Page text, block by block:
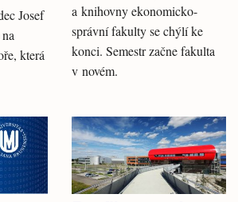
Josef
která
a knihovny ekonomicko-
správní fakulty se chýlí ke
konci. Semestr začne fakulta
v novém.